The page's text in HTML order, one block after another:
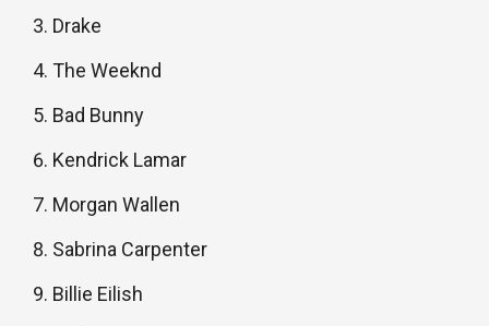
Drake
The Weeknd
Bad Bunny
Kendrick Lamar
Morgan Wallen
Sabrina Carpenter
Billie Eilish